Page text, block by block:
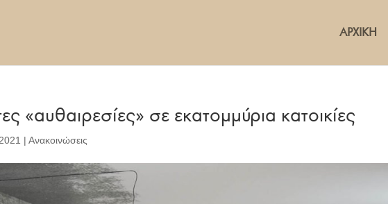
ΑΡΧΙΚΗ
«αυθαιρεσίες» σε εκατομμύρια κατοικίες
|Ανακοινώσεις